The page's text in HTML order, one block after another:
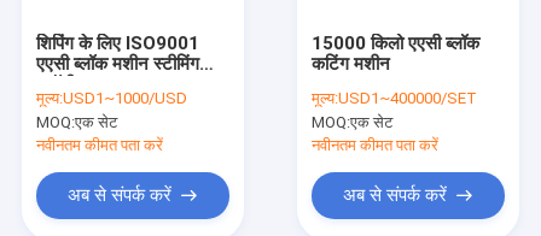
शिपिंग के लिए ISO9001
एएसी ब्लॉक मशीन स्टीमिंग
मूल्य:USD1~1000/USD
MOQ:एक सेट
नवीनतम कीमत पता करें
अब से संपर्क करें
15000 किलो एएसी ब्लॉक
कटिंग मशीन
मूल्य:USD1~400000/SET
MOQ:एक सेट
नवीनतम कीमत पता करें
अब से संपर्क करें